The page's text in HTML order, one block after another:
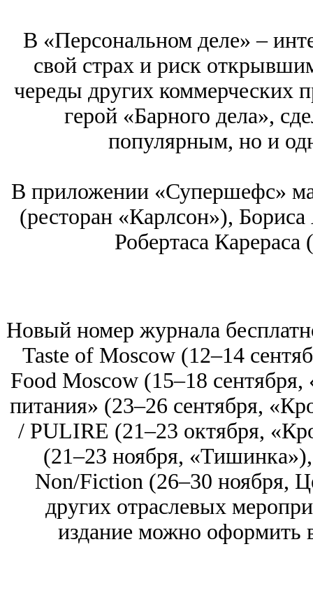
В «Персональном деле» –
свой страх и риск
череды других коммерческих
герой «Барного дела»,
популярным, но и
В приложении «Супершефс»
(ресторан «Карлсон»),
Робертаса
Новый номер журнала
Taste of Moscow (12–14
Food Moscow (15–18
питания» (23–26 сентября,
/ PULIRE (21–23 октября,
(21–23 ноября,
Non/Fiction (26–30 ноября,
других отраслевых
издание можно оформить